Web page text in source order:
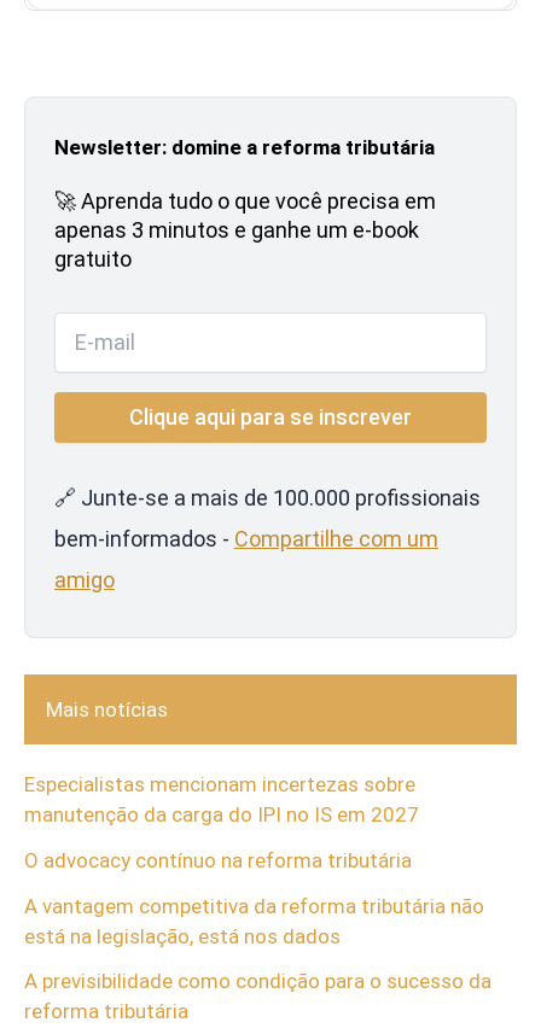
Newsletter: domine a reforma tributária
🚀 Aprenda tudo o que você precisa em
apenas 3 minutos e ganhe um e-book
gratuito
🔗 Junte-se a mais de 100.000 profissionais
bem-informados - Compartilhe com um
amigo
Mais notícias
Especialistas mencionam incertezas sobre
manutenção da carga do IPI no IS em 2027
O advocacy contínuo na reforma tributária
A vantagem competitiva da reforma tributária não
está na legislação, está nos dados
A previsibilidade como condição para o sucesso da
reforma tributária